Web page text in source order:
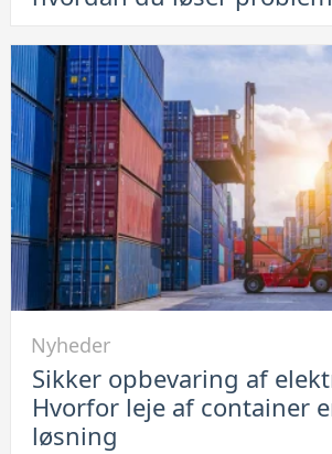
ikke
lade
op:
Se
her
hvordan
du
løser
problemet
Sikker
opbevaring
Nyheder
Sikker opbevaring af
Hvorfor leje af container
løsning